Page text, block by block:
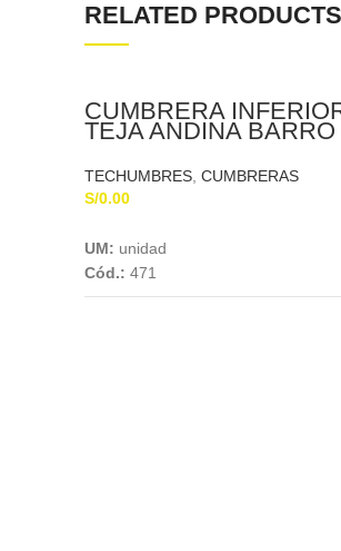
RELATED PRODUCTS
CUMBRERA
TEJA ANDINA BARRO
TECHUMBRES CUMBRERAS
S/0.00
UM: unidad
Cód.: 471